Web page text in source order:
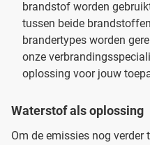
brandstof worden
tussen beide
brandertypes worden
onze
oplossing voor jouw
Waterstof als oplossing
Om de emissies nog